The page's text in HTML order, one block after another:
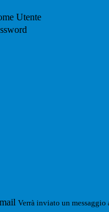
Utente
Verrà inviato un